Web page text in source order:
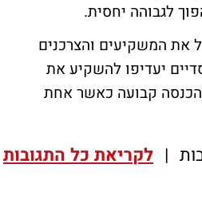
לגבוהה יחסית.
את המשקיעים והצרכנים
יעדיפו להשקיע את
קבועה כאשר אחת
| לקריאת כל התגובות